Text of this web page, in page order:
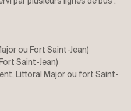
ou Fort Saint-Jean)
Saint-Jean)
Littoral Major ou fort Saint-